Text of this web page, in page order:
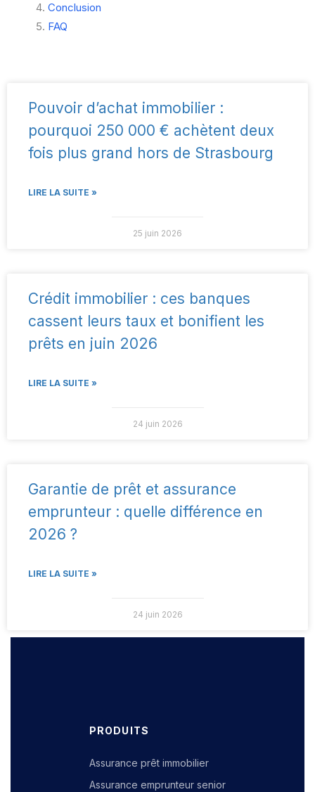
Conclusion
FAQ
Pouvoir d’achat immobilier :
pourquoi 250 000 € achètent deux
fois plus grand hors de Strasbourg
LIRE LA SUITE »
25 juin 2026
Crédit immobilier : ces banques
cassent leurs taux et bonifient les
prêts en juin 2026
LIRE LA SUITE »
24 juin 2026
Garantie de prêt et assurance
emprunteur : quelle différence en
2026 ?
LIRE LA SUITE »
24 juin 2026
PRODUITS
Assurance prêt immobilier
Assurance emprunteur senior